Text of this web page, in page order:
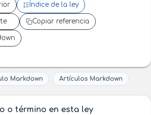
Índice de la ley
Copiar referencia
Markdown Artículos Markdown
o término en esta ley